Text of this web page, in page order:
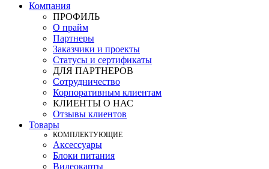
Компания
ПРОФИЛЬ
О прайм
Партнеры
Заказчики и проекты
Статусы и сертификаты
ДЛЯ ПАРТНЕРОВ
Сотрудничество
Корпоративным клиентам
КЛИЕНТЫ О НАС
Отзывы клиентов
Товары
КOМПЛЕКТУЮЩИЕ
Аксессуары
Блоки питания
Видеокарты